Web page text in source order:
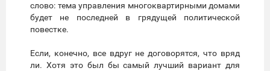
слово: тема управления многоквартирными домами
будет не последней в грядущей политической
повестке.
Если, конечно, все вдруг не договорятся, что вряд
ли. Хотя это был бы самый лучший вариант для